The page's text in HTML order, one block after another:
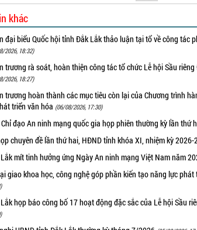
khác
đại biểu Quốc hội tỉnh Đắk Lắk thảo luận tại tổ về công tác
2026, 18:32)
trương rà soát, hoàn thiện công tác tổ chức Lễ hội Sầu
2026, 18:27)
trương hoàn thành các mục tiêu còn lại của Chương trình
triển văn hóa (06/08/2026, 17:30)
đạo An ninh mạng quốc gia họp phiên thường kỳ lần thứ
chuyên đề lần thứ hai, HĐND tỉnh khóa XI, nhiệm kỳ 2026-
mít tinh hưởng ứng Ngày An ninh mạng Việt Nam năm
giao khoa học, công nghệ góp phần kiến tạo năng lực phát
họp báo công bố 17 hoạt động đặc sắc của Lễ hội Sầu